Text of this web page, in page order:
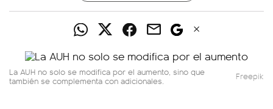
La AUH no solo se modifica por el aumento, sino que
también se complementa con adicionales. Freepik